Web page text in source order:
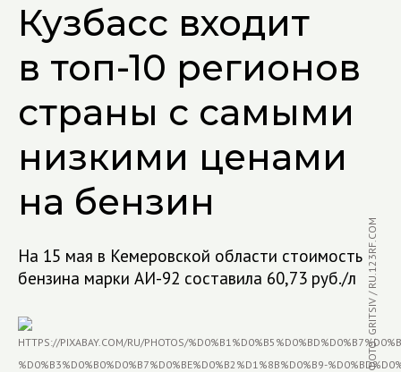
Кузбасс входит
в топ-10 регионов
страны с самыми
низкими ценами
на бензин
На 15 мая в Кемеровской области стоимость
бензина марки АИ-92 составила 60,73 руб./л ФОТО: GRITSIV / RU.123RF.COM